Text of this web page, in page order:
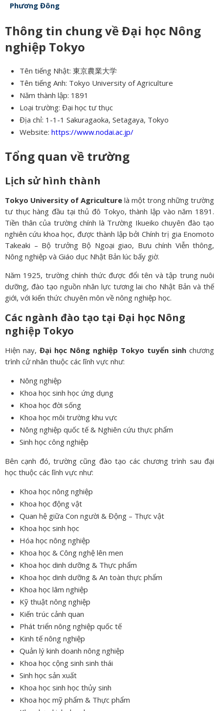
Phương Đông
Thông tin chung về Đại học Nông
nghiệp Tokyo
Tên tiếng Nhật: 東京農業大学
Tên tiếng Anh: Tokyo University of Agriculture
Năm thành lập: 1891
Loại trường: Đại học tư thục
Địa chỉ: 1-1-1 Sakuragaoka, Setagaya, Tokyo
Website: https://www.nodai.ac.jp/
Tổng quan về trường
Lịch sử hình thành
Tokyo University of Agriculture là một trong những trường
tư thục hàng đầu tại thủ đô Tokyo, thành lập vào năm 1891.
Tiền thân của trường chính là Trường Ikueiko chuyên đào tạo
nghiên cứu khoa học, được thành lập bởi Chính trị gia Enomoto
Takeaki – Bộ trưởng Bộ Ngoại giao, Bưu chính Viễn thông,
Nông nghiệp và Giáo dục Nhật Bản lúc bấy giờ.
Năm 1925, trường chính thức được đổi tên và tập trung nuôi
dưỡng, đào tạo nguồn nhân lực tương lai cho Nhật Bản và thế
giới, với kiến thức chuyên môn về nông nghiệp học.
Các ngành đào tạo tại Đại học Nông
nghiệp Tokyo
Hiện nay, Đại học Nông nghiệp Tokyo tuyển sinh chương
trình cử nhân thuộc các lĩnh vực như:
Nông nghiệp
Khoa học sinh học ứng dụng
Khoa học đời sống
Khoa học môi trường khu vực
Nông nghiệp quốc tế & Nghiên cứu thực phẩm
Sinh học công nghiệp
Bên cạnh đó, trường cũng đào tạo các chương trình sau đại
học thuộc các lĩnh vực như:
Khoa học nông nghiệp
Khoa học động vật
Quan hệ giữa Con người & Động – Thực vật
Khoa học sinh học
Hóa học nông nghiệp
Khoa học & Công nghệ lên men
Khoa học dinh dưỡng & Thực phẩm
Khoa học dinh dưỡng & An toàn thực phẩm
Khoa học lâm nghiệp
Kỹ thuật nông nghiệp
Kiến trúc cảnh quan
Phát triển nông nghiệp quốc tế
Kinh tế nông nghiệp
Quản lý kinh doanh nông nghiệp
Khoa học cộng sinh sinh thái
Sinh học sản xuất
Khoa học sinh học thủy sinh
Khoa học mỹ phẩm & Thực phẩm